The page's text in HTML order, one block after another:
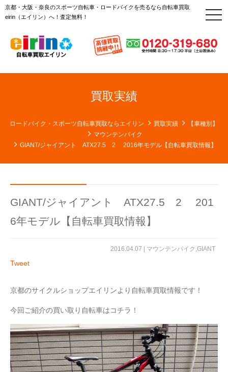
京都・大阪・奈良のスポーツ自転車・ロードバイクを売るなら自転車買取
eirin（エイリン）へ！査定無料！
t
o
l
e
v
o
n
買取実績
ロードバイク・スポーツ自転車買取ならエイリン 買取実績
【車種別】
マウンテンバイク
GIANT/ジャイアント ATX27.5 2 2016年モデル【自転車買取情報】
GIANT/ジャイアント ATX27.5 2 201
6年モデル【自転車買取情報】
2016.04.07 | マウンテンバイク ,GIANT
Tweet
京都のサイクルショップエイリンより自転車買取情報です！
今回ご紹介の買い取り自転車はコチラ！